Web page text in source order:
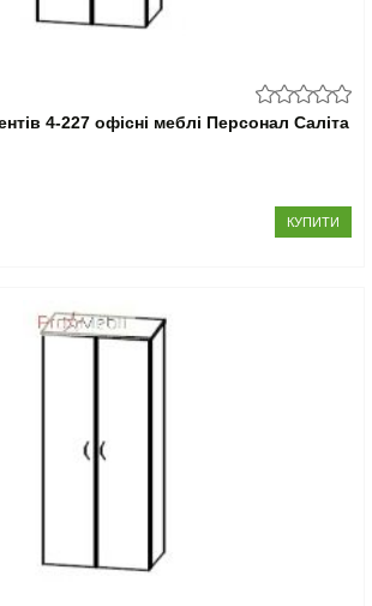
4-227 офісні меблі Персонал Саліта
КУПИТИ